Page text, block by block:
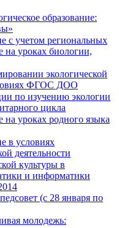
образование:
с учетом региональных
на уроках биологии,
экологической
ФГОС ДОО
по изучению экологии
цикла
уроках родного языка
в условиях
деятельности
культуры в
и информатики
(с 28 января по
молодежь: